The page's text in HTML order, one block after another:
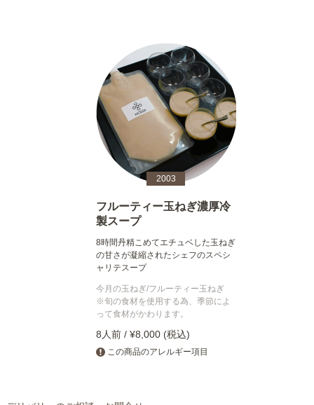
2003
フルーティー玉ねぎ濃厚冷
製スープ
8時間丹精こめてエチュベした玉ねぎ
の甘さが凝縮されたシェフのスペシ
ャリテスープ
今月の玉ねぎ/フルーティー玉ねぎ
※旬の食材を使用する為、季節によ
って食材がかわります。
8人前 / ¥8,000 (税込)
この商品のアレルギー項目